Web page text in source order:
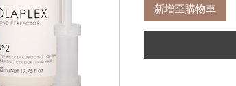
新增至購物車